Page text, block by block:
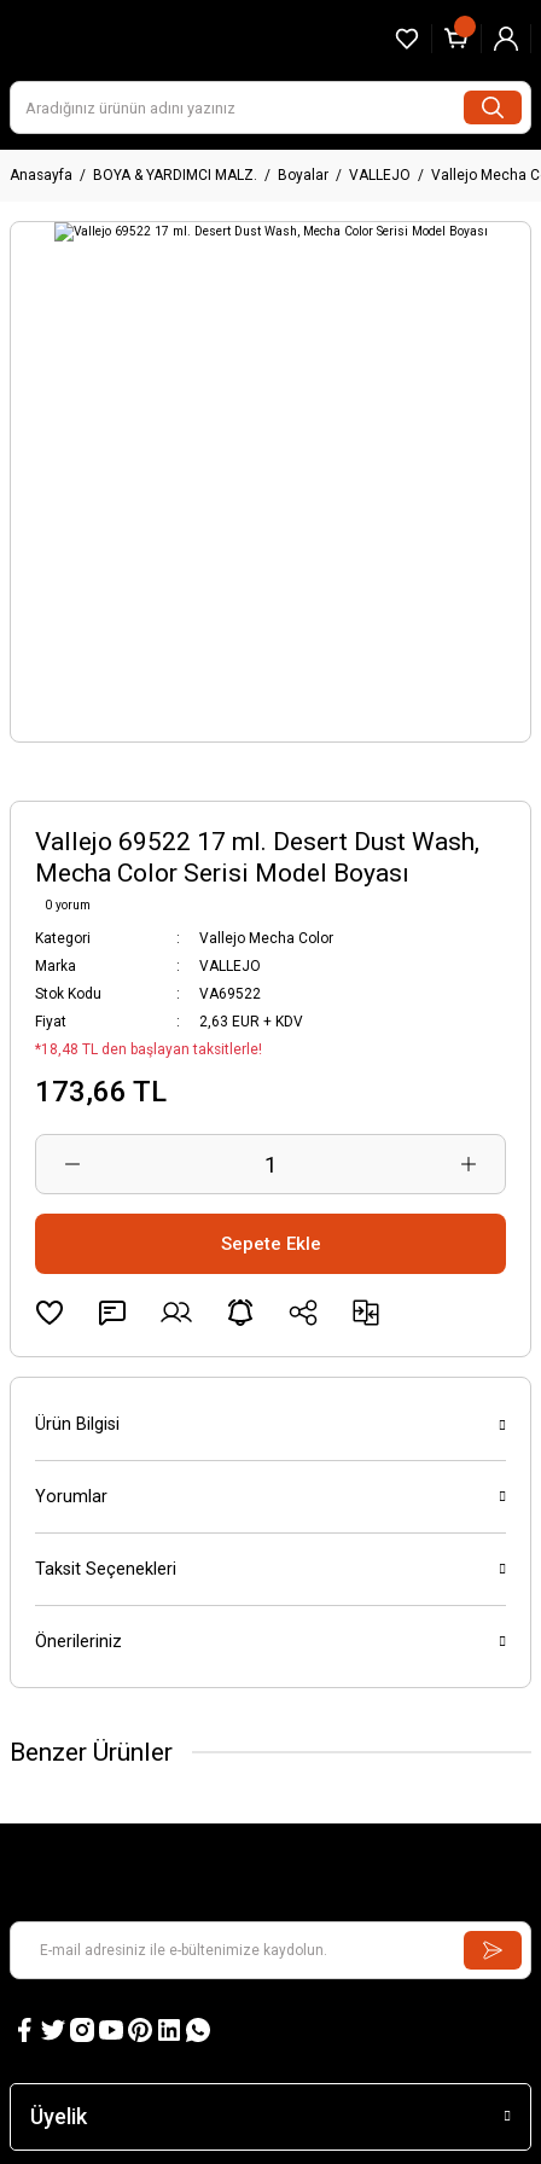
Anasayfa BOYA & YARDIMCI MALZ. Boyalar VALLEJO Vallejo Mecha
Vallejo 69522 17 ml. Desert Dust Wash,
Mecha Color Serisi Model Boyası
0 yorum
Kategori
Vallejo Mecha Color
Marka
VALLEJO
Stok Kodu
VA69522
Fiyat
2,63 EUR + KDV
*18,48 TL den başlayan taksitlerle!
173,66 TL
Sepete Ekle
Ürün Bilgisi
Yorumlar
Taksit Seçenekleri
Önerileriniz
Benzer Ürünler
Üyelik